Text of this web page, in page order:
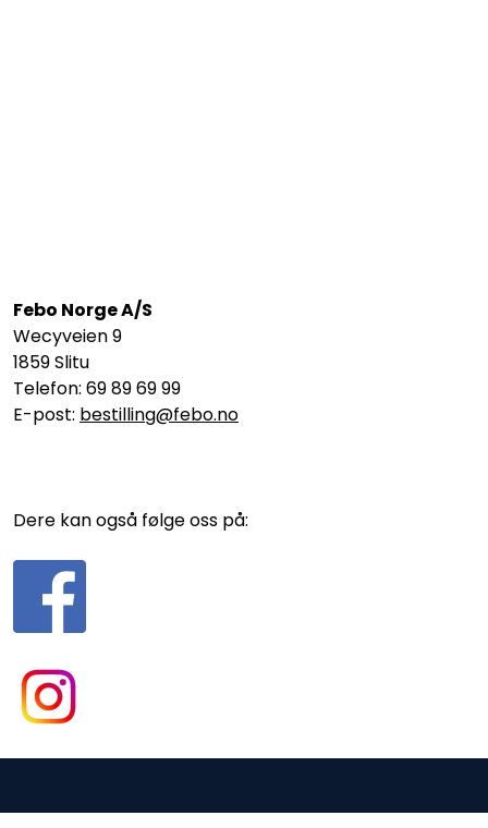
Febo Norge A/S
Wecyveien 9
1859 Slitu
Telefon: 69 89 69 99
E-post: bestilling@febo.no
Dere kan også følge oss på: